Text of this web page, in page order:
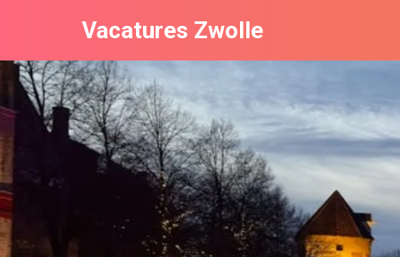
Vacatures Zwolle